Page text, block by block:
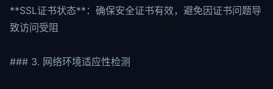
**SSL证书状态**：确保安全证书有效，避免因证书问题导
致访问受阻
### 3. 网络环境适应性检测